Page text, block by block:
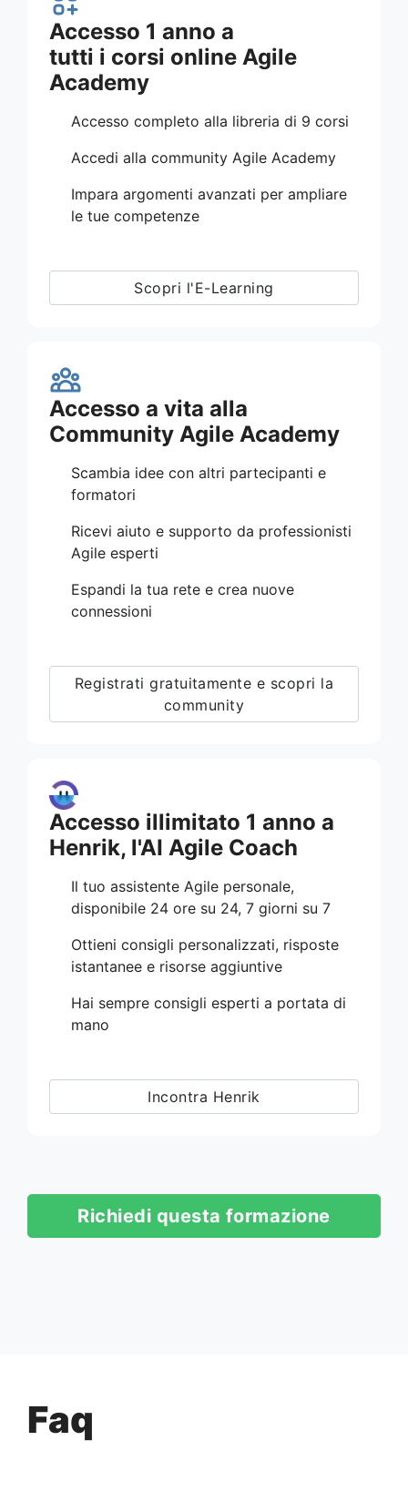
Accesso 1 anno a
tutti i corsi online Agile
Academy
Accesso completo alla libreria di 9 corsi
Accedi alla community Agile Academy
Impara argomenti avanzati per ampliare
le tue competenze
Scopri l'E-Learning
Accesso a vita alla
Community Agile Academy
Scambia idee con altri partecipanti e
formatori
Ricevi aiuto e supporto da professionisti
Agile esperti
Espandi la tua rete e crea nuove
connessioni
Registrati gratuitamente e scopri la
community
Accesso illimitato 1 anno a
Henrik, l'AI Agile Coach
Il tuo assistente Agile personale,
disponibile 24 ore su 24, 7 giorni su 7
Ottieni consigli personalizzati, risposte
istantanee e risorse aggiuntive
Hai sempre consigli esperti a portata di
mano
Incontra Henrik
Richiedi questa formazione
Faq